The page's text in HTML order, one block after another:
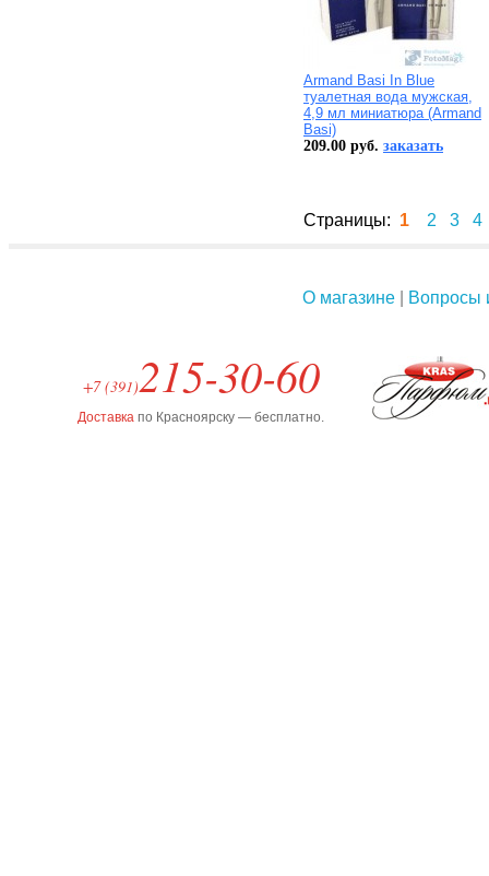
Armand Basi In Blue
туалетная вода мужская,
4,9 мл миниатюра (Armand
Basi)
209.00 руб. заказать
Страницы: 1 2 3 4
О магазине| Вопросы
+7 (391)215-30-60
Доставка по Красноярску — бесплатно.